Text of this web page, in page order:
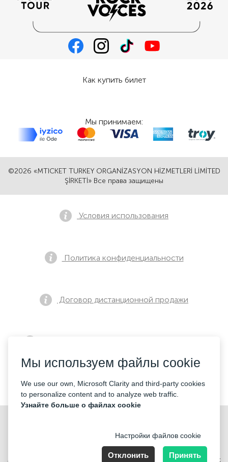
©2026 «MTICKET TURKEY ORGANİZASYON HİZMETLERİ LİMİTED
ŞİRKETİ» Все права защищены
Как купить билет
Мы принимаем:
Условия использования
Политика конфиденциальности
Договор дистанционной продажи
Контакты
Мы используем файлы cookie
We use our own, Microsoft Clarity and third-party cookies
to personalize content and to analyze web traffic.
Узнайте больше о файлах cookie
Настройки файлов cookie
Отклонить Принять